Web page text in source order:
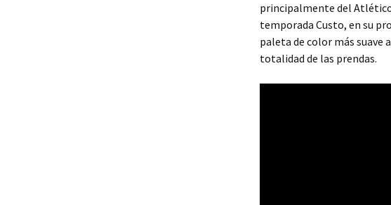
principalmente del Atlético
temporada Custo, en su
paleta de color más suave
totalidad de las prendas.